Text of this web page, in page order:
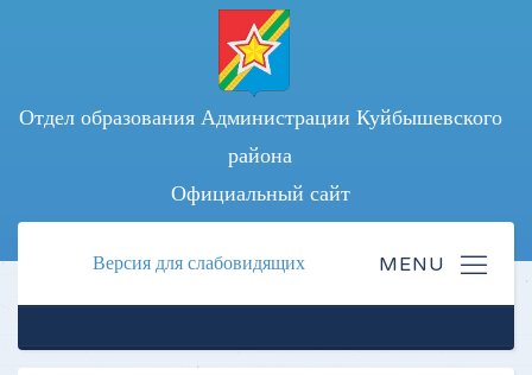
Отдел образования Администрации Куйбышевского
района
Официальный сайт
Версия для слабовидящих